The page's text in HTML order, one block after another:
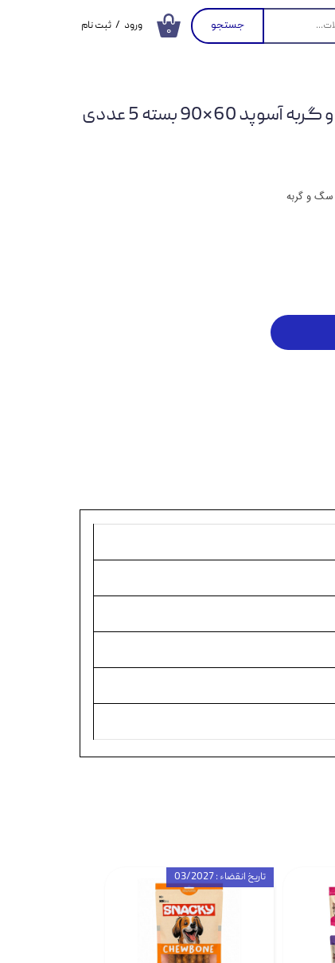
۰ جستجو ورود / ثبت نام
سفارشات 60*90 بسته 5 عددی
سگ و گربه
تاریخ انقضاء : 03/2027